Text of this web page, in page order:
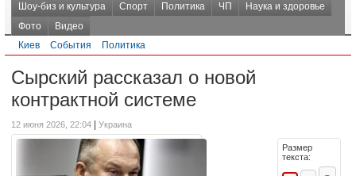
Шоу-биз и культура
Спорт Политика ЧП
Наука и здоровье
Фото
Видео
Киев
События Политика
Сырский рассказал о новой
контрактной системе
12 июня 2026, 22:04 Украина
Размер
текста: